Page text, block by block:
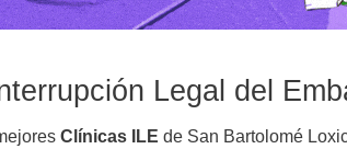
Legal del
Clínicas ILE de San Bartolomé